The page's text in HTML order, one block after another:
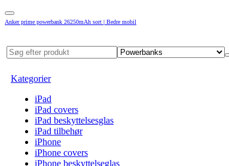
Anker prime powerbank 26250mAh sort | Bedre mobil
Kategorier
iPad
iPad covers
iPad beskyttelsesglas
iPad tilbehør
iPhone
iPhone covers
iPhone beskyttelseglas